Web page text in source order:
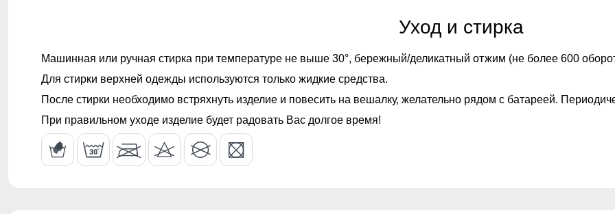
Уход и стирка
Машинная или ручная стирка при температуре не выше 30°, бережный/деликатный отжим (не более 600
Для стирки верхней одежды используются только жидкие средства.
После стирки необходимо встряхнуть изделие и повесить на вешалку, желательно рядом с батареей.
При правильном уходе изделие будет радовать Вас долгое время!